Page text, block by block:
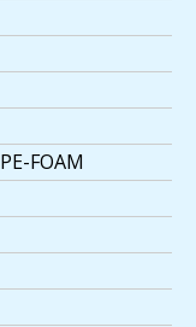
FOAM